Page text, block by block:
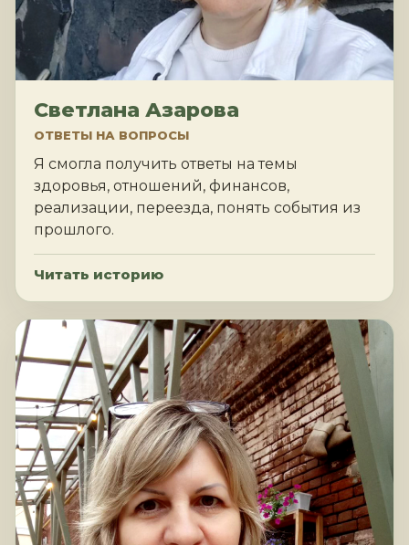
Светлана Азарова
ОТВЕТЫ НА ВОПРОСЫ
Я смогла получить ответы на темы
здоровья, отношений, финансов,
реализации, переезда, понять события из
прошлого.
Читать историю